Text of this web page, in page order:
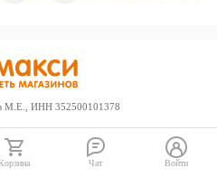
М.Е., ИНН 352500101378
Чат Войти